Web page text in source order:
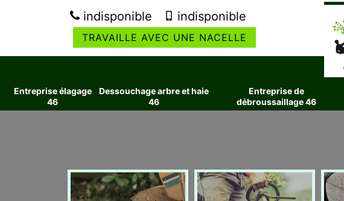
indisponible indisponible
TRAVAILLE AVEC UNE NACELLE
Entreprise élagage
46
Dessouchage arbre et haie
46
Entreprise de
débroussaillage 46